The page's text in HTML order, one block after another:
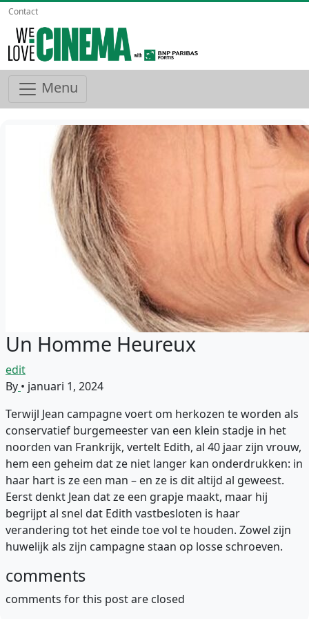
Contact
Menu
Un Homme Heureux
edit
By • januari 1, 2024
Terwijl Jean campagne voert om herkozen te worden als
conservatief burgemeester van een klein stadje in het
noorden van Frankrijk, vertelt Edith, al 40 jaar zijn vrouw,
hem een geheim dat ze niet langer kan onderdrukken: in
haar hart is ze een man – en ze is dit altijd al geweest.
Eerst denkt Jean dat ze een grapje maakt, maar hij
begrijpt al snel dat Edith vastbesloten is haar
verandering tot het einde toe vol te houden. Zowel zijn
huwelijk als zijn campagne staan op losse schroeven.
comments
comments for this post are closed